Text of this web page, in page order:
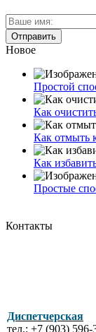
Новое
Простой
Как
Как отмыть
Как
Простые
Контакты
Диспетчерская
тел.: +7 (903) 596-